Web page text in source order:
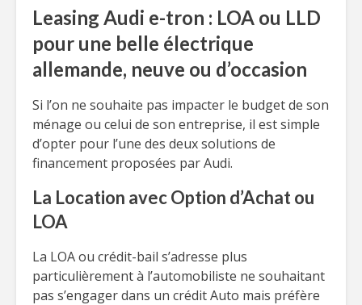
Leasing Audi e-tron : LOA ou LLD
pour une belle électrique
allemande, neuve ou d’occasion
Si l’on ne souhaite pas impacter le budget de son
ménage ou celui de son entreprise, il est simple
d’opter pour l’une des deux solutions de
financement proposées par Audi.
La Location avec Option d’Achat ou
LOA
La LOA ou crédit-bail s’adresse plus
particulièrement à l’automobiliste ne souhaitant
pas s’engager dans un crédit Auto mais préfère